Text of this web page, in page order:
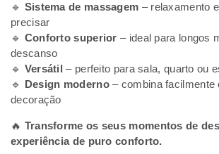
🔹 Sistema de massagem – relaxamento
precisar
🔹 Conforto superior – ideal para longos
descanso
🔹 Versátil – perfeito para sala, quarto ou
🔹 Design moderno– combina facilmente
decoração
🔥 Transforme os seus momentos de
experiência de puro conforto.